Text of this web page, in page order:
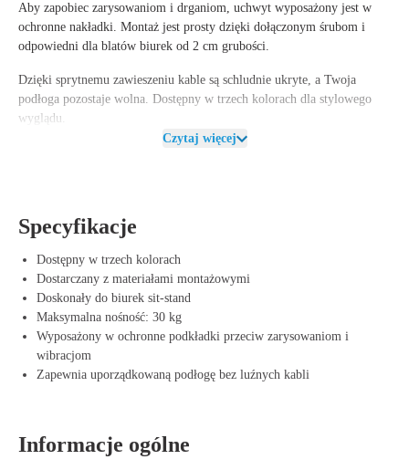
Aby zapobiec zarysowaniom i drganiom, uchwyt wyposażony jest w
ochronne nakładki. Montaż jest prosty dzięki dołączonym śrubom i
odpowiedni dla blatów biurek od 2 cm grubości.
Dzięki sprytnemu zawieszeniu kable są schludnie ukryte, a Twoja
podłoga pozostaje wolna. Dostępny w trzech kolorach dla stylowego
wyglądu.
uporządkowany wygląd.
konserwacji i dłuższa żywotność komputera.
montaż pod każde biurko od 2 cm grubości.
się do różnych formatów komputerów i obciążenia do 30 kg.
Czytaj więcej
Specyfikacje
Dostępny w trzech kolorach
Dostarczany z materiałami montażowymi
Doskonały do biurek sit-stand
Maksymalna nośność: 30 kg
Wyposażony w ochronne podkładki przeciw zarysowaniom i
wibracjom
Zapewnia uporządkowaną podłogę bez luźnych kabli
Informacje ogólne